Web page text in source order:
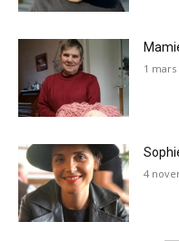
1 mars
4